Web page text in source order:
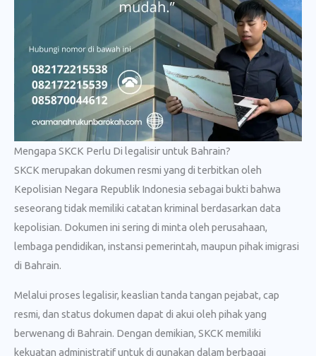
Mengapa SKCK Perlu Di legalisir untuk Bahrain?
SKCK merupakan dokumen resmi yang di terbitkan oleh
Kepolisian Negara Republik Indonesia sebagai bukti bahwa
seseorang tidak memiliki catatan kriminal berdasarkan data
kepolisian. Dokumen ini sering di minta oleh perusahaan,
lembaga pendidikan, instansi pemerintah, maupun pihak imigrasi
di Bahrain.
Melalui proses legalisir, keaslian tanda tangan pejabat, cap
resmi, dan status dokumen dapat di akui oleh pihak yang
berwenang di Bahrain. Dengan demikian, SKCK memiliki
kekuatan administratif untuk di gunakan dalam berbagai